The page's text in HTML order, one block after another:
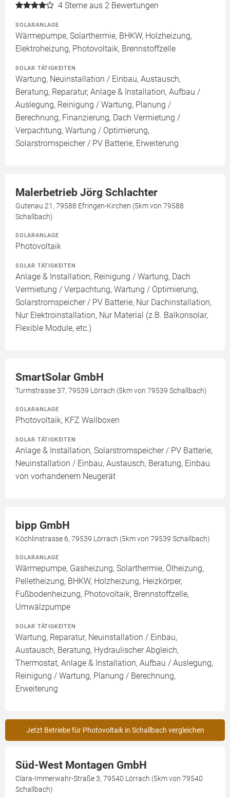
4 Sterne aus 2 Bewertungen
SOLARANLAGE
Wärmepumpe, Solarthermie, BHKW, Holzheizung,
Elektroheizung, Photovoltaik, Brennstoffzelle
SOLAR TÄTIGKEITEN
Wartung, Neuinstallation / Einbau, Austausch,
Beratung, Reparatur, Anlage & Installation, Aufbau /
Auslegung, Reinigung / Wartung, Planung /
Berechnung, Finanzierung, Dach Vermietung /
Verpachtung, Wartung / Optimierung,
Solarstromspeicher / PV Batterie, Erweiterung
Malerbetrieb Jörg Schlachter
Gutenau 21, 79588 Efringen-Kirchen (5km von 79588
Schallbach)
SOLARANLAGE
Photovoltaik
SOLAR TÄTIGKEITEN
Anlage & Installation, Reinigung / Wartung, Dach
Vermietung / Verpachtung, Wartung / Optimierung,
Solarstromspeicher / PV Batterie, Nur Dachinstallation,
Nur Elektroinstallation, Nur Material (z.B. Balkonsolar,
Flexible Module, etc.)
SmartSolar GmbH
Turmstrasse 37, 79539 Lörrach (5km von 79539 Schallbach)
SOLARANLAGE
Photovoltaik, KFZ Wallboxen
SOLAR TÄTIGKEITEN
Anlage & Installation, Solarstromspeicher / PV Batterie,
Neuinstallation / Einbau, Austausch, Beratung, Einbau
von vorhandenem Neugerät
bipp GmbH
Köchlinstrasse 6, 79539 Lörrach (5km von 79539 Schallbach)
SOLARANLAGE
Wärmepumpe, Gasheizung, Solarthermie, Ölheizung,
Pelletheizung, BHKW, Holzheizung, Heizkörper,
Fußbodenheizung, Photovoltaik, Brennstoffzelle,
Umwälzpumpe
SOLAR TÄTIGKEITEN
Wartung, Reparatur, Neuinstallation / Einbau,
Austausch, Beratung, Hydraulischer Abgleich,
Thermostat, Anlage & Installation, Aufbau / Auslegung,
Reinigung / Wartung, Planung / Berechnung,
Erweiterung
Jetzt Betriebe für Photovoltaik in Schallbach vergleichen
Süd-West Montagen GmbH
Clara-Immerwahr-Straße 3, 79540 Lörrach (5km von 79540
Schallbach)